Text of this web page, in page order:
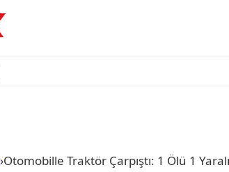
›Otomobille Traktör Çarpıştı: 1 Ölü 1 Yaralı